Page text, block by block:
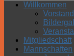
Willkommen
Mitgliedschaft
Mannschaften